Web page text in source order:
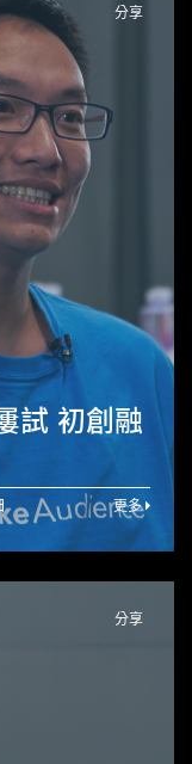
分享
試 初創融
更多
分享